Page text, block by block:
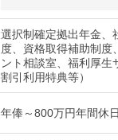
選択制確定拠出年金、
度、資格取得補助制
ント相談室、福利厚
割引利用特典等）
年俸～800万円年間休